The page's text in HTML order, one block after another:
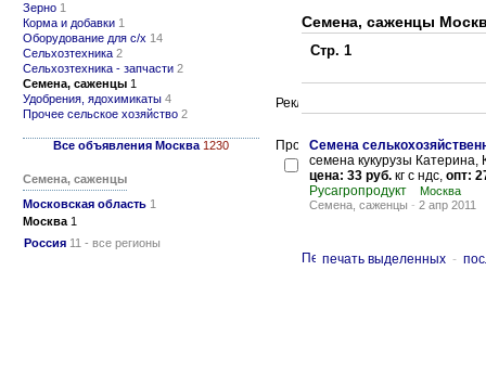
Зерно 1
Корма и добавки 1
Оборудование для с/х 14
Сельхозтехника 2
Сельхозтехника - запчасти 2
Семена, саженцы 1
Удобрения, ядохимикаты 4
Прочее сельское хозяйство 2
Все объявления Москва 1230
Семена, саженцы
Московская область 1
Москва 1
Россия 11 - все регионы
Семена, саженцы
Стр. 1
Семена
семена кукурузы Катерина,
цена: 33 руб. кг с ндс, опт:
Русагропродукт
Москва
Семена, саженцы - 2 апр 2011
печать выделенных -